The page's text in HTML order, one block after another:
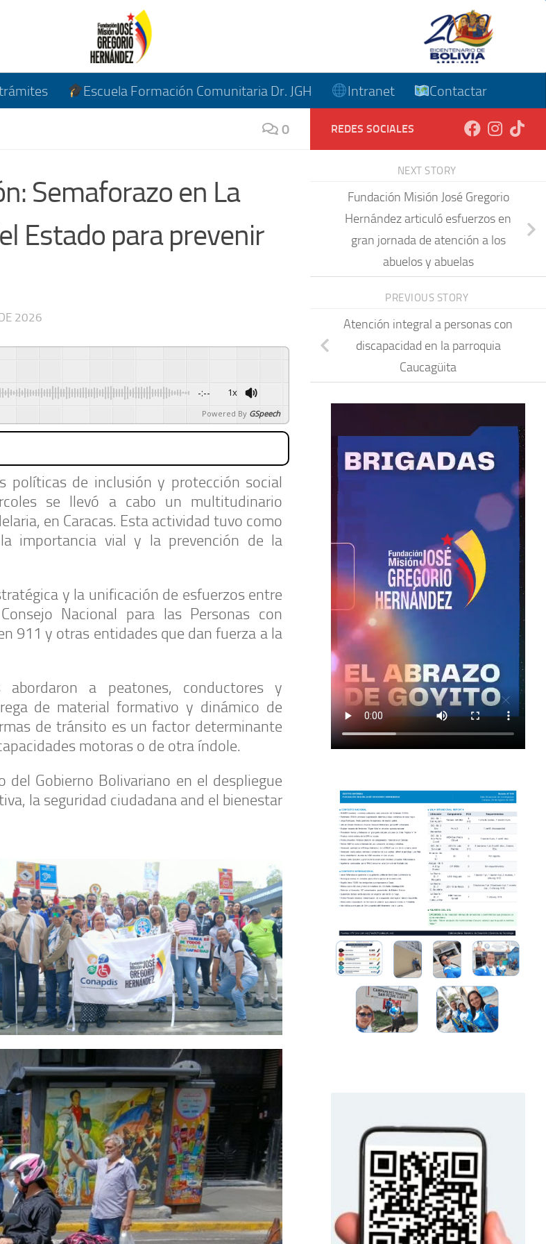
Escuela Formación Comunitaria Dr. JGH Intranet Contactar
0
Semaforazo en La
Estado para prevenir
2026
-:-- 1x
Powered By GSpeech
políticas de inclusión y protección social
se llevó a cabo un multitudinario
en Caracas. Esta actividad tuvo como
importancia vial y la prevención de la
y la unificación de esfuerzos entre
Nacional para las Personas con
911 y otras entidades que dan fuerza a la
a peatones, conductores y
de material formativo y dinámico de
de tránsito es un factor determinante
motoras o de otra índole.
Gobierno Bolivariano en el despliegue
la seguridad ciudadana and el bienestar
REDES SOCIALES
NEXT STORY
Fundación Misión José Gregorio
Hernández articuló esfuerzos en
gran jornada de atención a los
abuelos y abuelas
PREVIOUS STORY
Atención integral a personas con
discapacidad en la parroquia
Caucagüita